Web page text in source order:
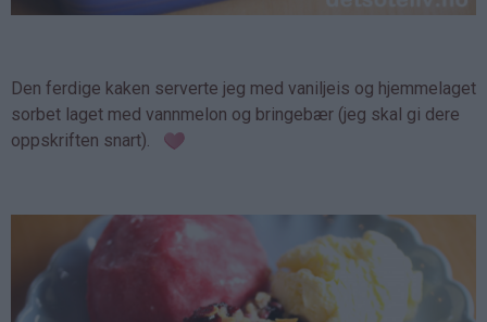
Den ferdige kaken serverte jeg med vaniljeis og hjemmelaget
sorbet laget med vannmelon og bringebær (jeg skal gi dere
oppskriften snart).